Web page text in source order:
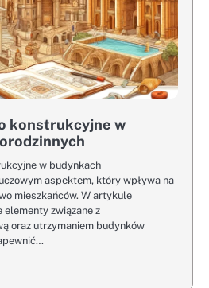
konstrukcyjne w
w budynkach
aspektem, który wpływa na
mieszkańców. W artykule
elementy związane z
oraz utrzymaniem budynków